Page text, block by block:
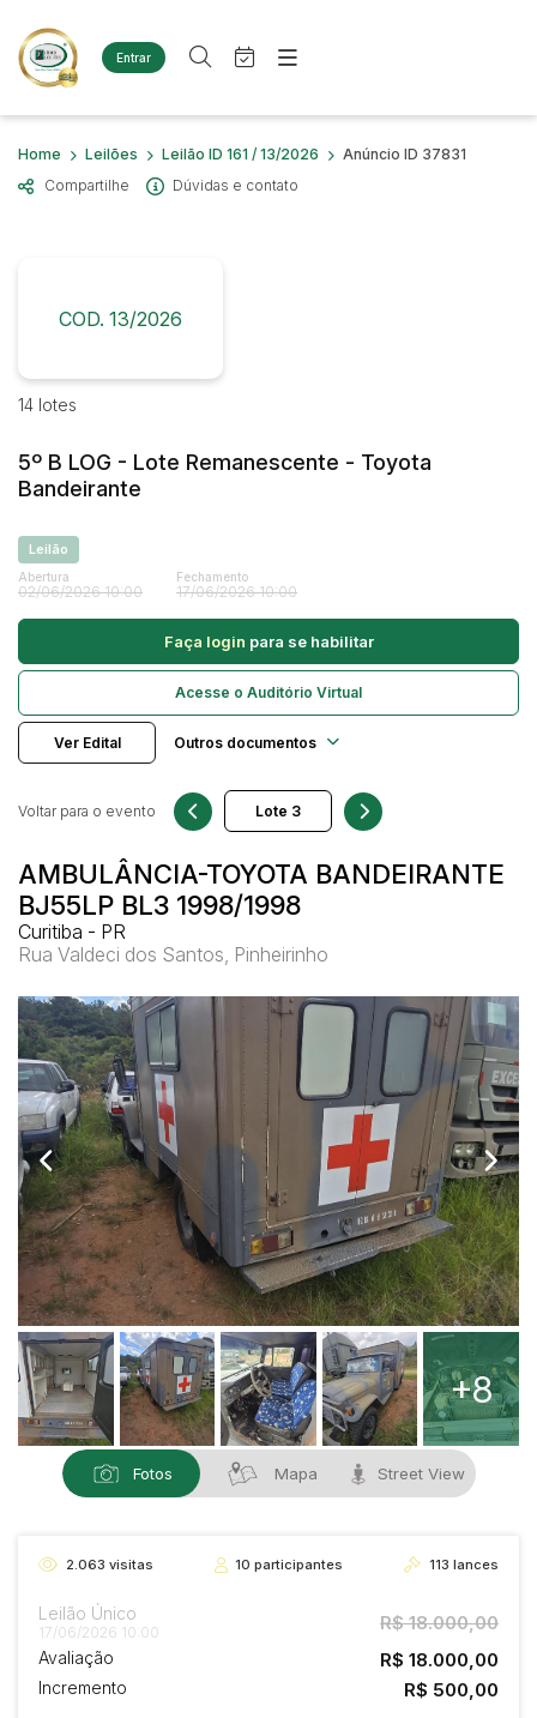
Entrar
Criar conta Entrar
Site
Agenda
Quem Somos
Diversos
Imóveis
Terreno
Sucata Ferrosa
Veículos
Caminhonetes
Carros
Máquina Varredeira
Motos
SUV
Busca por palavra-chave
Bairro
Judiciais Extrajudiciais
Faixa de valor
Quem Somos
Home Leilões Leilão ID 161 / 13/2026
Anúncio ID 37831
Compartilhe
Dúvidas e contato
COD. 13/2026
14 lotes
5º B LOG - Lote Remanescente - Toyota
Bandeirante
Leilão
Abertura
02/06/2026 10:00
Fechamento
17/06/2026 10:00
Faça login para se habilitar
Acesse o Auditório Virtual
Ver Edital Outros documentos
AMBULÂNCIA-TOYOTA BANDEIRANTE
BJ55LP BL3 1998/1998
Curitiba - PR
Rua Valdeci dos Santos, Pinheirinho
Voltar para o evento
+8
Fotos Mapa Street View
2.063 visitas 10participantes 113 lances
Leilão Único
17/06/2026 10:00 R$ 18.000,00
Avaliação R$ 18.000,00
Incremento R$ 500,00